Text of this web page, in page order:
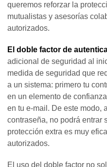
queremos reforzar la
mutualistas y asesorías
autorizados.
El doble factor de
adicional de seguridad al
medida de seguridad que
a un sistema: primero tu
en un elemento de
en tu e-mail. De este modo,
contraseña, no podrá entrar
protección extra es muy
autorizados.
El uso del doble factor no